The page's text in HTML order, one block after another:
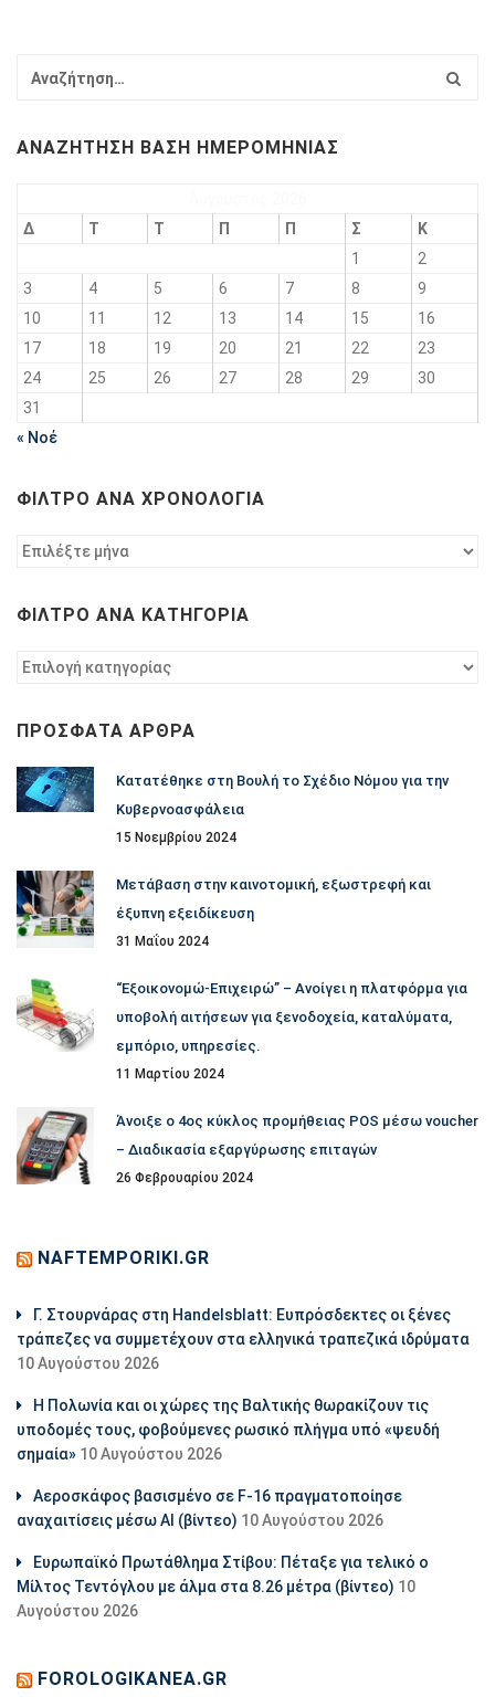
ΑΝΑΖΉΤΗΣΗ ΒΆΣΗ ΗΜΕΡΟΜΗΝΊΑΣ
Δ
Τ Τ Π Π Σ
Κ
1
2
3
4 5 6 7 8
9
10
11 12 13 14 15
16
17
18 19 20 21 22
23
24
25 26 27 28 29
30
31
« Νοέ
ΦΊΛΤΡΟ ΑΝΆ ΧΡΟΝΟΛΟΓΊΑ
Φίλτρο
ΦΊΛΤΡΟ ΑΝΆ ΚΑΤΗΓΟΡΊΑ
Φίλτρο
ΠΡΌΣΦΑΤΑ ΆΡΘΡΑ
Κατατέθηκε στη Βουλή το Σχέδιο Νόμου για την
Κυβερνοασφάλεια
15 Νοεμβρίου 2024
Μετάβαση στην καινοτομική, εξωστρεφή και
έξυπνη εξειδίκευση
31 Μαΐου 2024
“Εξοικονομώ-Επιχειρώ” – Ανοίγει η πλατφόρμα για
υποβολή αιτήσεων για ξενοδοχεία, καταλύματα,
εμπόριο, υπηρεσίες.
11 Μαρτίου 2024
Άνοιξε ο 4ος κύκλος προμήθειας POS μέσω voucher
– Διαδικασία εξαργύρωσης επιταγών
26 Φεβρουαρίου 2024
NAFTEMPORIKI.GR
Γ. Στουρνάρας στη Handelsblatt: Ευπρόσδεκτες οι ξένες
τράπεζες να συμμετέχουν στα ελληνικά τραπεζικά ιδρύματα
10 Αυγούστου 2026
Η Πολωνία και οι χώρες της Βαλτικής θωρακίζουν τις
υποδομές τους, φοβούμενες ρωσικό πλήγμα υπό «ψευδή
σημαία» 10 Αυγούστου 2026
Αεροσκάφος βασισμένο σε F-16 πραγματοποίησε
αναχαιτίσεις μέσω ΑΙ (βίντεο) 10 Αυγούστου 2026
Ευρωπαϊκό Πρωτάθλημα Στίβου: Πέταξε για τελικό ο
Μίλτος Τεντόγλου με άλμα στα 8.26 μέτρα (βίντεο) 10
Αυγούστου 2026
FOROLOGIKANEA.GR